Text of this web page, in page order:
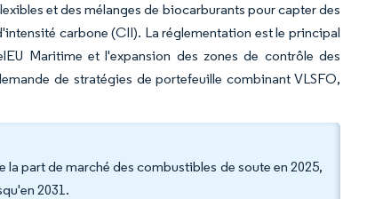
et des mélanges de biocarburants pour capter des
carbone (CII). La réglementation est le principal
Maritime et l'expansion des zones de contrôle des
de stratégies de portefeuille combinant VLSFO,
la part de marché des combustibles de soute en 2025,
2031.